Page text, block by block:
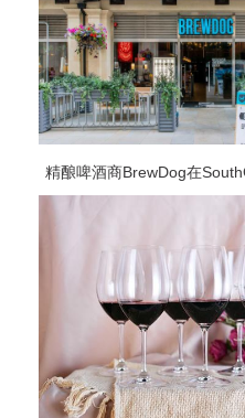
精酿啤酒商BrewDog在
开设了最新的酒